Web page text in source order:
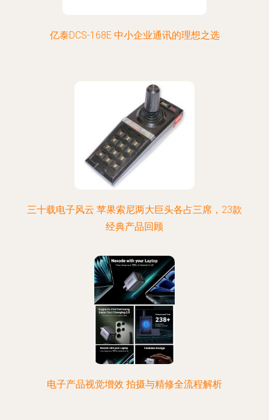
亿泰DCS-168E 中小企业通讯的理想之选
三十载电子风云 苹果索尼两大巨头各占三席，23款
经典产品回顾
电子产品视觉增效 拍摄与精修全流程解析